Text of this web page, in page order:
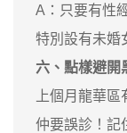
A：只要有性
特別設有未婚
六、點樣避開
上個月龍華
仲要誤診！記